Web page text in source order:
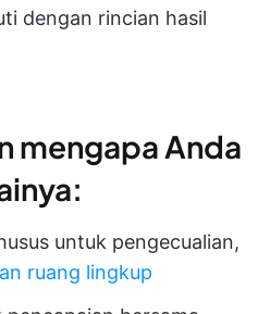
dengan rincian hasil
mengapa Anda
untuk pengecualian,
ruang lingkup